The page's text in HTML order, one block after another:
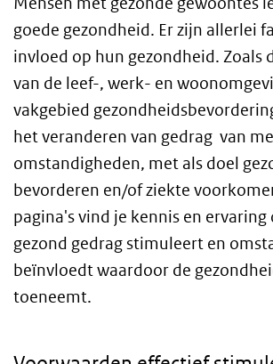
goede gezondheid. Er zijn allerlei
invloed op hun gezondheid. Zoals
van de leef-, werk- en
vakgebied
het veranderen van gedrag van
omstandigheden, met als doel
bevorderen en/of ziekte
pagina's vind je kennis en ervaring
gezond gedrag stimuleert en
beïnvloedt waardoor de
toeneemt.